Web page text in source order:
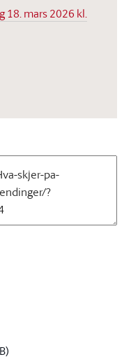
18. mars 2026 kl.